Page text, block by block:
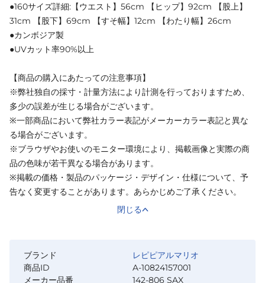
●160サイズ詳細:【ウエスト】56cm 【ヒップ】92cm 【股上】
31cm 【股下】69cm 【すそ幅】12cm 【わたり幅】26cm
●カンボジア製
●UVカット率90%以上
【商品の購入にあたっての注意事項】
※弊社独自の採寸・計量方法により計測を行っておりますため、
多少の誤差が生じる場合がございます。
※一部商品において弊社カラー表記がメーカーカラー表記と異な
る場合がございます。
※ブラウザやお使いのモニター環境により、掲載画像と実際の商
品の色味が若干異なる場合があります。
※掲載の価格・製品のパッケージ・デザイン・仕様について、予
告なく変更することがあります。あらかじめご了承ください。
閉じる
ブランド
レピピアルマリオ
商品ID
A-10824157001
メーカー品番
142-806 SAX